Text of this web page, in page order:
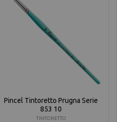
Pincel Tintoretto Prugna Serie
853 10
TINTORETTO